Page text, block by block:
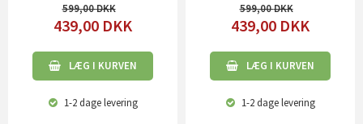
599,00
439,00 DKK
LÆG I KURVEN
1-2 dagelevering
599,00
439,00 DKK
LÆG I KURVEN
1-2 dagelevering